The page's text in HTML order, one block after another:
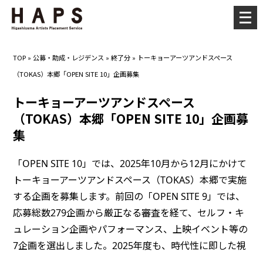
TOP »公募・助成・レジデンス »終了分 » トーキョーアーツアンドスペース
（TOKAS）本郷「OPEN SITE 10」企画募集
トーキョーアーツアンドスペース
（TOKAS）本郷「OPEN SITE 10」企画募
集
「OPEN SITE 10」では、2025年10月から12月にかけて
トーキョーアーツアンドスペース（TOKAS）本郷で実施
する企画を募集します。前回の「OPEN SITE 9」では、
応募総数279企画から厳正なる審査を経て、セルフ・キ
ュレーション企画やパフォーマンス、上映イベント等の
7企画を選出しました。2025年度も、時代性に即した視
メ
ニ
く